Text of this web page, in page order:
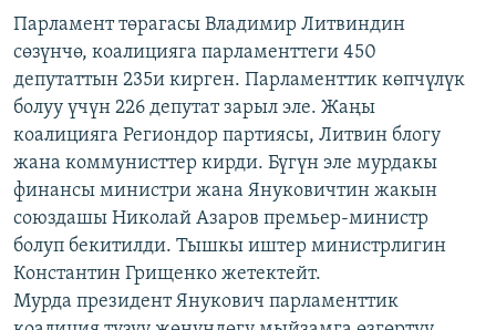
БИЗ ЖАНА ДҮЙНӨ
ДАНИСТЕ
ЭЖЕ-СИҢДИЛЕР
АЗАТТЫК+
ЫҢГАЙСЫЗ СУРООЛОР
Русский
ОНЛАЙН ШЕРИНЕ
ЭЕ/АРнун бардык сайттары
Парламент төрагасы Владимир Литвиндин
сөзүнчө, коалицияга парламенттеги 450
депутаттын 235и кирген. Парламенттик көпчүлүк
болуу үчүн 226 депутат зарыл эле. Жаңы
коалицияга Региондор партиясы, Литвин блогу
жана коммунисттер кирди. Бүгүн эле мурдакы
финансы министри жана Януковичтин жакын
союздашы Николай Азаров премьер-министр
болуп бекитилди. Тышкы иштер министрлигин
Константин Грищенко жетектейт.
Мурда президент Янукович парламенттик